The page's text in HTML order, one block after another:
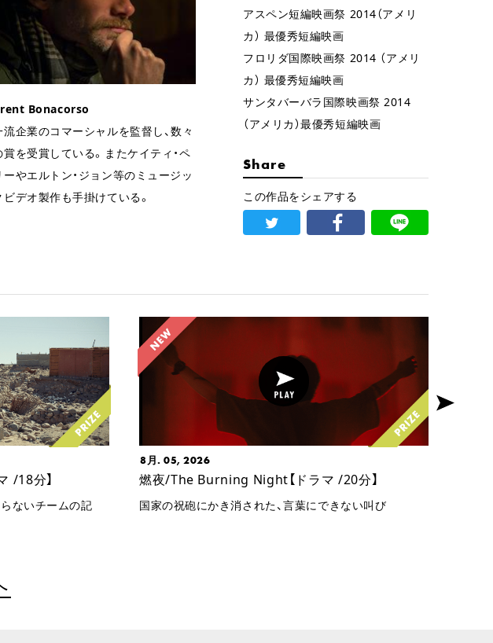
Bonacorso
流企業のコマーシャルを監督し、数々
賞を受賞している。またケイティ・ペ
ーやエルトン・ジョン等のミュージッ
ビデオ製作も手掛けている。
アスペン短編映画祭 2014（アメリ
カ） 最優秀短編映画
フロリダ国際映画祭 2014 （アメリ
カ） 最優秀短編映画
サンタバーバラ国際映画祭 2014
（アメリカ）最優秀短編映画
Share
この作品をシェアする
/18分】
ないチームの記
8月. 05, 2026
燃夜/The Burning Night【ドラマ /20分】
国家の祝砲にかき消された、言葉にできない叫び